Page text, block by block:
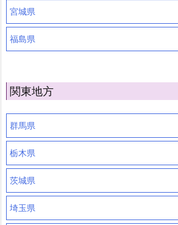
宮城県
福島県
関東地方
群馬県
栃木県
茨城県
埼玉県